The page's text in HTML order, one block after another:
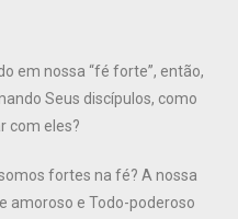
em nossa “fé forte”, então,
Seus discípulos, como
com eles?
fortes na fé? A nossa
amoroso e Todo-poderoso